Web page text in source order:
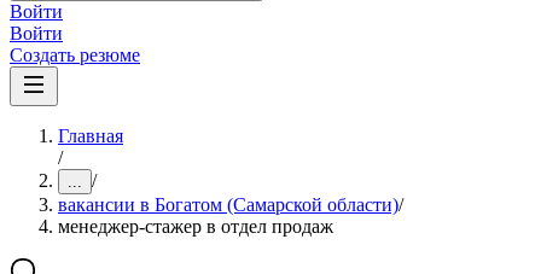
Войти
Войти
Создать резюме
Главная
/
... /
вакансии в Богатом (Самарской области)/
менеджер-стажер в отдел продаж